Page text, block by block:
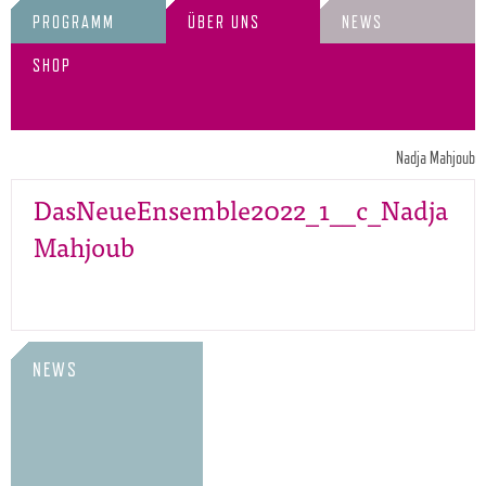
PROGRAMM ÜBER UNS NEWS
SHOP
Nadja Mahjoub
DasNeueEnsemble2022_1__c_Nadja
Mahjoub
NEWS